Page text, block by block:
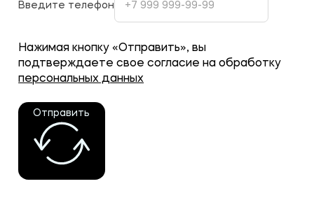
Введите телефон
Нажимая кнопку «Отправить», вы
подтверждаете свое согласие на обработку
персональных данных
Отправить